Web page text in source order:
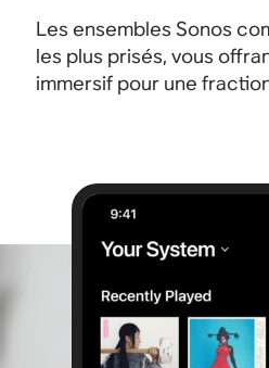
Les ensembles Sonos
les plus prisés, vous
immersif pour une